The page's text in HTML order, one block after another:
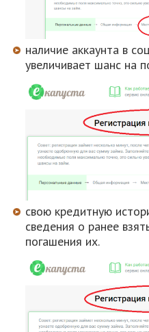
наличие аккаунта в
увеличивает шанс на
свою кредитную
сведения о ранее
погашения их.